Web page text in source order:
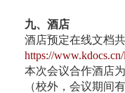
九、 酒店
酒店预定在线文档
https://
本次会议合作酒店
（校外，会议期间